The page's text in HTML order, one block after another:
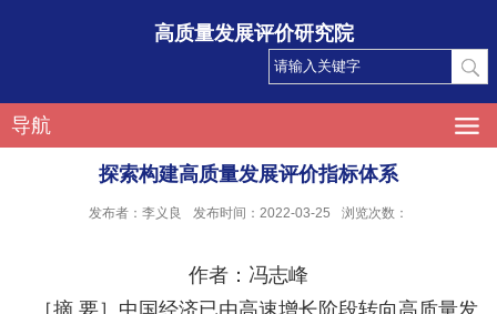
高质量发展评价研究院
导航
探索构建高质量发展评价指标体系
发布者：李义良 发布时间：2022-03-25 浏览次数：
作者：冯志峰